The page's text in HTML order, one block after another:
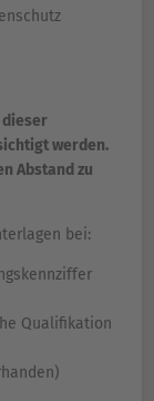
dieser
werden.
Abstand zu
bei:
Qualifikation